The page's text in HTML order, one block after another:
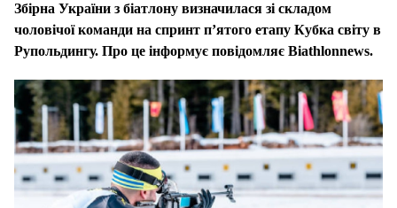
Збірна України з біатлону визначилася зі складом
чоловічої команди на спринт п’ятого етапу Кубка світу в
Рупольдингу. Про це інформує повідомляє Biathlonnews.